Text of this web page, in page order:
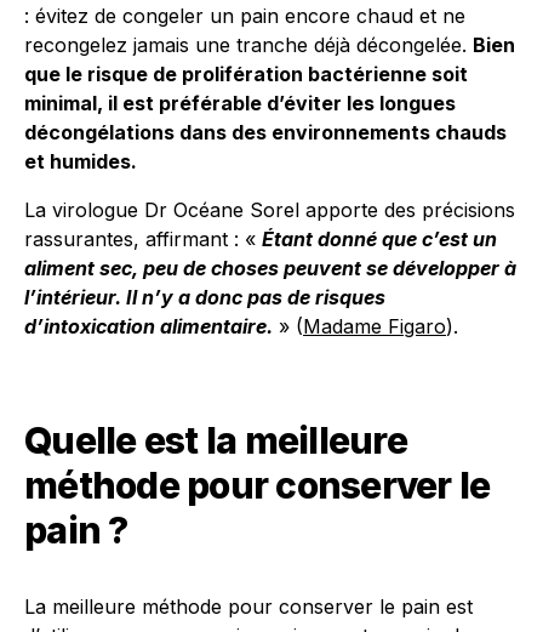
: évitez de congeler un pain encore chaud et ne
recongelez jamais une tranche déjà décongelée. Bien
que le risque de prolifération bactérienne soit
minimal, il est préférable d’éviter les longues
décongélations dans des environnements chauds
et humides.
La virologue Dr Océane Sorel apporte des précisions
rassurantes, affirmant : « Étant donné que c’est un
aliment sec, peu de choses peuvent se développer à
l’intérieur. Il n’y a donc pas de risques
d’intoxication alimentaire. » (Madame Figaro).
Quelle est la meilleure
méthode pour conserver le
pain ?
La meilleure méthode pour conserver le pain est